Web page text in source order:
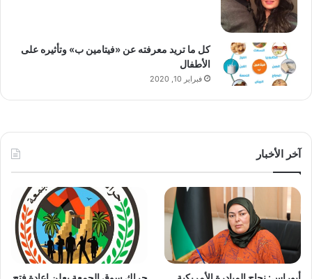
كل ما تريد معرفته عن «فيتامين ب» وتأثيره على
الأطفال
فبراير 10, 2020
آخر الأخبار